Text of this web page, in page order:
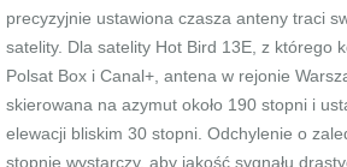
precyzyjnie ustawiona czasza anteny traci
satelity. Dla satelity Hot Bird 13E, z którego
Polsat Box i Canal+, antena w rejonie
skierowana na azymut około 190 stopni i
elewacji bliskim 30 stopni. Odchylenie o
stopnie wystarczy, aby jakość sygnału